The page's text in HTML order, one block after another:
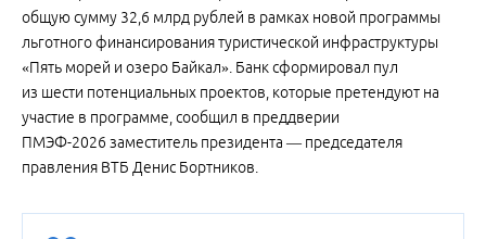
общую сумму 32,6 млрд рублей в рамках новой программы
льготного финансирования туристической инфраструктуры
«Пять морей и озеро Байкал». Банк сформировал пул
из шести потенциальных проектов, которые претендуют на
участие в программе, сообщил в преддверии
ПМЭФ-2026 заместитель президента — председателя
правления ВТБ Денис Бортников.